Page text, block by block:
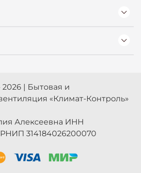
2026 | Бытовая и
«Климат-Контроль»
Алексеевна ИНН
314184026200070